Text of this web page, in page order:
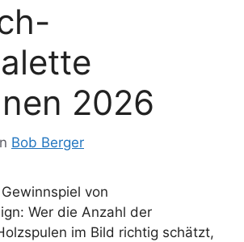
2026
Bob Berger
von
Wer die Anzahl der
im Bild richtig schätzt,